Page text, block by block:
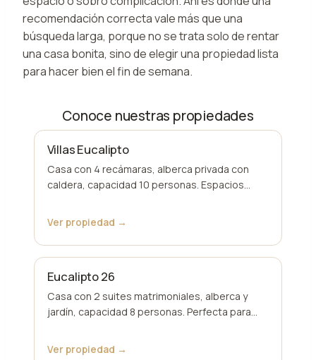
recomendación correcta vale más que una
búsqueda larga, porque no se trata solo de rentar
una casa bonita, sino de elegir una propiedad lista
para hacer bien el fin de semana.
Conoce nuestras propiedades
Villas Eucalipto
Casa con 4 recámaras, alberca privada con
caldera, capacidad 10 personas. Espacios
Ver propiedad →
Eucalipto 26
Casa con 2 suites matrimoniales, alberca y
jardín, capacidad 8 personas. Perfecta para
Ver propiedad →